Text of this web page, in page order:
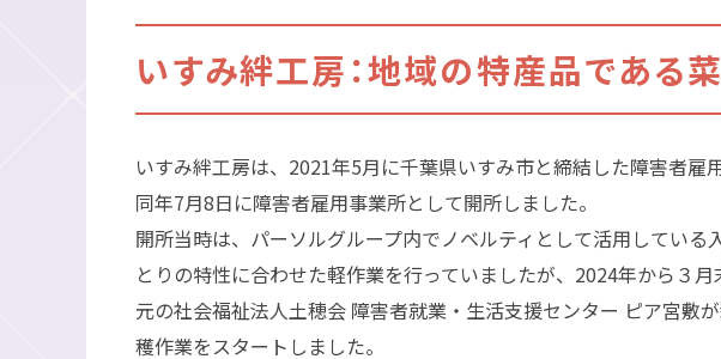
いすみ絆工房：地域の特産品である
いすみ絆工房は、2021年5月に千葉県いすみ市と締結した障害者雇
同年7月8日に障害者雇用事業所として開所しました。
開所当時は、パーソルグループ内でノベルティとして活用してい
とりの特性に合わせた軽作業を行っていましたが、2024年から３
元の社会福祉法人土穂会 障害者就業・生活支援センター ピア宮敷
穫作業をスタートしました。